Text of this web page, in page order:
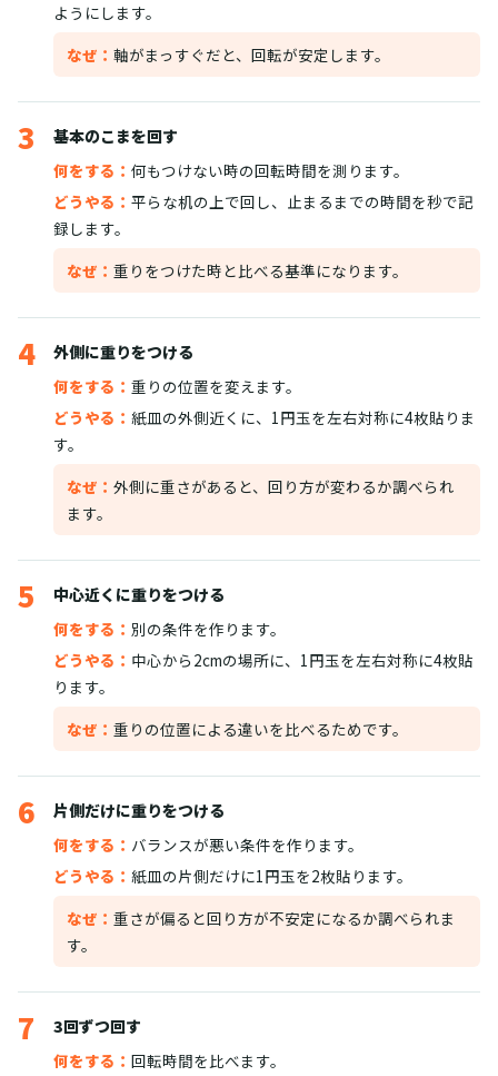
ようにします。
なぜ： 軸がまっすぐだと、回転が安定します。
3
基本のこまを回す
何をする： 何もつけない時の回転時間を測ります。
どうやる： 平らな机の上で回し、止まるまでの時間を秒で記
録します。
なぜ： 重りをつけた時と比べる基準になります。
4
外側に重りをつける
何をする： 重りの位置を変えます。
どうやる： 紙皿の外側近くに、1円玉を左右対称に4枚貼りま
す。
なぜ： 外側に重さがあると、回り方が変わるか調べられ
ます。
5
中心近くに重りをつける
何をする： 別の条件を作ります。
どうやる： 中心から2cmの場所に、1円玉を左右対称に4枚貼
ります。
なぜ： 重りの位置による違いを比べるためです。
6
片側だけに重りをつける
何をする： バランスが悪い条件を作ります。
どうやる： 紙皿の片側だけに1円玉を2枚貼ります。
なぜ： 重さが偏ると回り方が不安定になるか調べられま
す。
7
3回ずつ回す
何をする： 回転時間を比べます。